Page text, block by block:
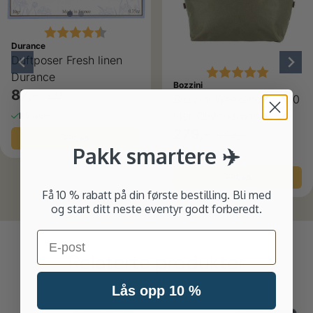
Karakter:
Durance
Duftposer Fresh linen
Durance
87,-
På lager
Karakter: 5.0 av
Bozzini
Bozzini Weekendbag 40
På lager
Relaterte produkter
Pakk smartere ✈️
Få 10 % rabatt på din første bestilling. Bli med
og start ditt neste eventyr godt forberedt.
Email
Lås opp 10 %